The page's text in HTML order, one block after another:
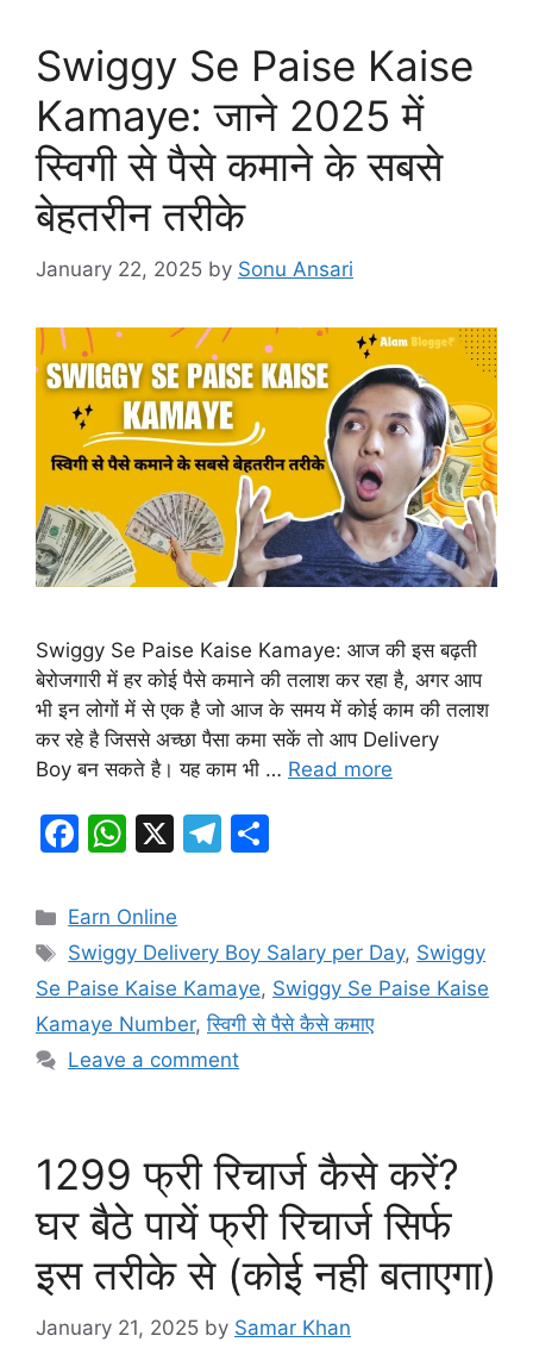
Swiggy Se Paise Kaise
Kamaye: जाने 2025 में
स्विगी से पैसे कमाने के सबसे
बेहतरीन तरीके
January 22, 2025 by Sonu Ansari
Swiggy Se Paise Kaise Kamaye: आज की इस बढ़ती
बेरोजगारी में हर कोई पैसे कमाने की तलाश कर रहा है, अगर आप
भी इन लोगों में से एक है जो आज के समय में कोई काम की तलाश
कर रहे है जिससे अच्छा पैसा कमा सकें तो आप Delivery
Boy बन सकते है। यह काम भी … Read more
F
c
e
b
o
o
W
at
s
A
p
p
X
T
gr
a
m
e
Categories
Earn Online
Tags
Swiggy Delivery Boy Salary per Day, Swiggy
Se Paise Kaise Kamaye, Swiggy Se Paise Kaise
Kamaye Number,स्विगी से पैसे कैसे कमाए
Leave a comment
1299 फ्री रिचार्ज कैसे करें?
घर बैठे पायें फ्री रिचार्ज सिर्फ
इस तरीके से (कोई नही बताएगा)
January 21, 2025 by Samar Khan